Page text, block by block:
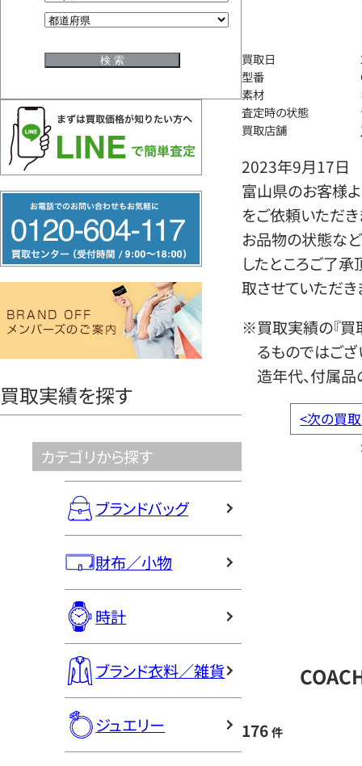
リ
ー
ヤ
買取実績を探す
カテゴリから探す
ブランドバッグ
財布／小物
時計
ブランド衣料／雑貨
ジュエリー
買取日
型番
素材
査定時の状態
買取店舗
2023年9月17日
富山県のお客様
をご依頼いただき
お品物の状態など
したところご了
取させていただき
※買取実績の『買
るものではござ
造年代、付属品
<次の買
176 件